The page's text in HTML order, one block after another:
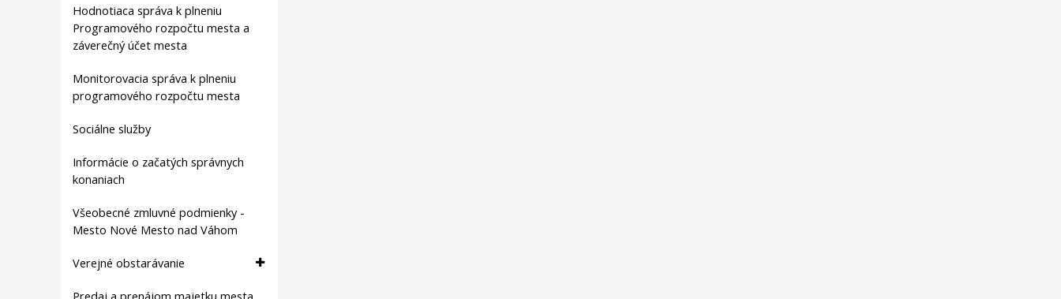
Hodnotiaca správa k plneniu
Programového rozpočtu mesta a
záverečný účet mesta
Monitorovacia správa k plneniu
programového rozpočtu mesta
Sociálne služby
Informácie o začatých správnych
konaniach
Všeobecné zmluvné podmienky -
Mesto Nové Mesto nad Váhom
Verejné obstarávanie